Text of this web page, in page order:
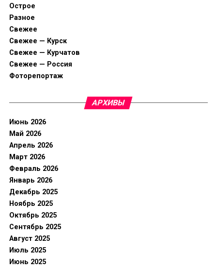
Острое
Разное
Свежее
Свежее — Курск
Свежее — Курчатов
Свежее — Россия
Фоторепортаж
АРХИВЫ
Июнь 2026
Май 2026
Апрель 2026
Март 2026
Февраль 2026
Январь 2026
Декабрь 2025
Ноябрь 2025
Октябрь 2025
Сентябрь 2025
Август 2025
Июль 2025
Июнь 2025